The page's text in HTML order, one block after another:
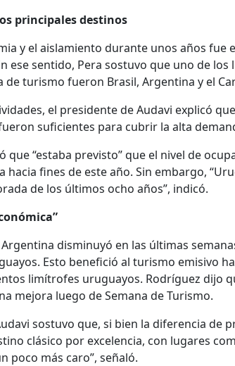
principales destinos
y el aislamiento durante unos años fue
ese sentido, Pera sostuvo que uno de los
turismo fueron Brasil, Argentina y el
el presidente de Audavi explicó
suficientes para cubrir la alta
“estaba previsto” que el nivel de
hacia fines de este año. Sin embargo,
de los últimos ocho años”, indicó.
disminuyó en las últimas
Esto benefició al turismo emisivo
limítrofes uruguayos. Rodríguez dijo
mejora luego de Semana de Turismo.
sostuvo que, si bien la diferencia de
clásico por excelencia, con lugares
poco más caro”, señaló.